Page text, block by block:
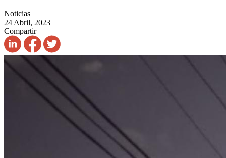
Noticias
24 Abril, 2023
Compartir